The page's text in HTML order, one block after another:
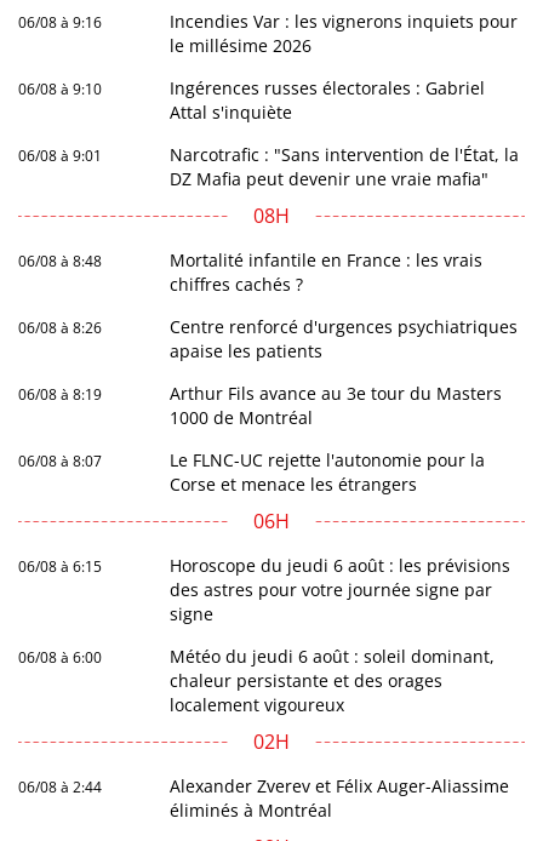
06/08 à 9:16
Incendies Var : les vignerons inquiets pour
le millésime 2026
06/08 à 9:10
Ingérences russes électorales : Gabriel
Attal s'inquiète
06/08 à 9:01
Narcotrafic : "Sans intervention de l'État, la
DZ Mafia peut devenir une vraie mafia"
08H
06/08 à 8:48
Mortalité infantile en France : les vrais
chiffres cachés ?
06/08 à 8:26
Centre renforcé d'urgences psychiatriques
apaise les patients
06/08 à 8:19
Arthur Fils avance au 3e tour du Masters
1000 de Montréal
06/08 à 8:07
Le FLNC-UC rejette l'autonomie pour la
Corse et menace les étrangers
06H
06/08 à 6:15
Horoscope du jeudi 6 août : les prévisions
des astres pour votre journée signe par
signe
06/08 à 6:00
Météo du jeudi 6 août : soleil dominant,
chaleur persistante et des orages
localement vigoureux
02H
06/08 à 2:44
Alexander Zverev et Félix Auger-Aliassime
éliminés à Montréal